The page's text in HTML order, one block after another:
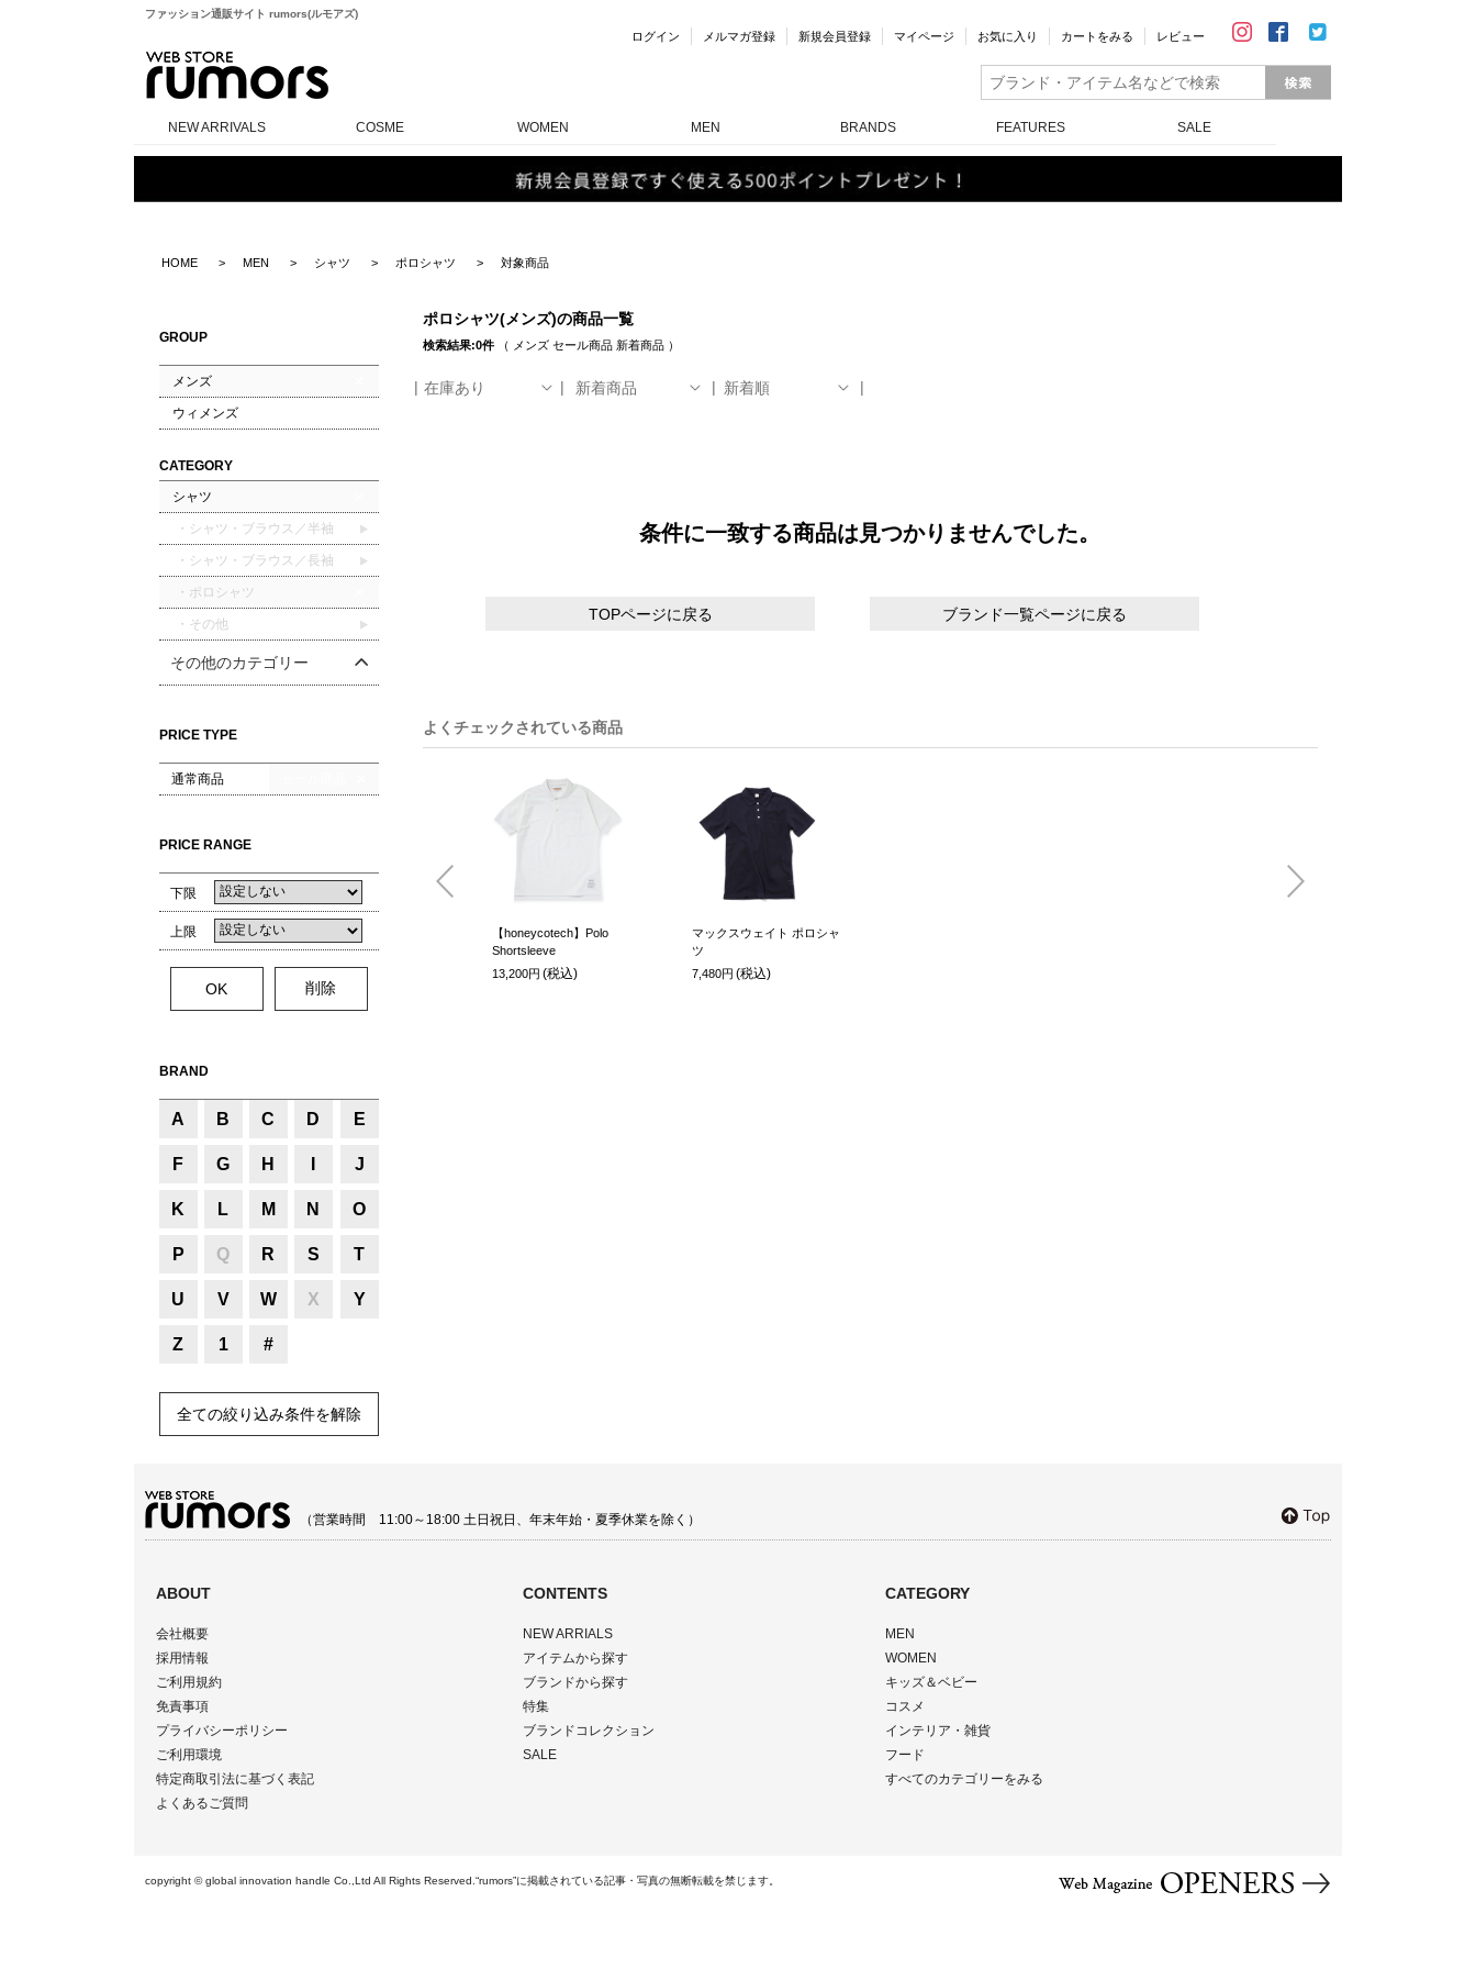
ファッション通販サイト rumors(ルモアズ)
ログイン メルマガ登録 新規会員登録 マイページ お気に入り カートをみる レビュー
NEW ARRIVALS COSME WOMEN MEN BRANDS FEATURES SALE
HOME MEN シャツ ポロシャツ 対象商品
GROUP
メンズ
ウィメンズ
CATEGORY
シャツ
・シャツ・ブラウス／半袖
・シャツ・ブラウス／長袖
・ポロシャツ
・その他
その他のカテゴリー
PRICE TYPE
通常商品
PRICE RANGE
下限
上限
BRAND
A B C D E
F G H J
K L M N O
P Q R S T
U V W X Y
Z 1 #
全ての絞り込み条件を解除
ポロシャツ(メンズ)の商品一覧
検索結果:0件（ メンズ セール商品 新着商品）
在庫あり 新着商品 新着順
条件に一致する商品は見つかりませんでした。
TOPページに戻る ブランド一覧ページに戻る
よくチェックされている商品
【honeycotech】Polo
Shortsleeve
13,200円 (税込)
マックスウェイト ポロシャ
ツ
7,480円 (税込)
（営業時間 11:00～18:00 土日祝日、年末年始・夏季休業を除く）
ABOUT
会社概要
採用情報
ご利用規約
免責事項
プライバシーポリシー
ご利用環境
特定商取引法に基づく表記
よくあるご質問
CONTENTS
NEW ARRIALS
アイテムから探す
ブランドから探す
特集
ブランドコレクション
SALE
CATEGORY
MEN
WOMEN
キッズ＆ベビー
コスメ
インテリア・雑貨
フード
すべてのカテゴリーをみる
copyright © global innovation handle Co.,Ltd All Rights Reserved.“rumors”に掲載されている記事・写真の無断転載を禁じます。